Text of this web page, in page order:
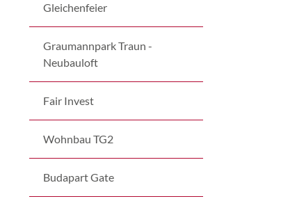
Gleichenfeier
Graumannpark Traun -
Neubauloft
Fair Invest
Wohnbau TG2
Budapart Gate